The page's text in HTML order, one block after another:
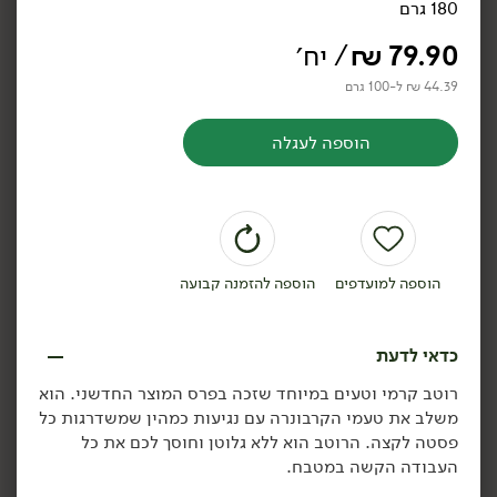
שפורפרת רכז עגבניות ובצל
280 גרם
הוספה לסל
יח׳ יח׳
רכז עגבניות DOPPIO
בשפופרת - 'MUTTI'
185 גרם
6.43 ₪ ל-100 גרם
רוטב עגבניות לפסטה
מעגבניות פיצוטלו -
'MUTTI'
180 גרם
79.90
₪/ יח׳
44.39 ₪ ל-100 גרם
הוספה לעגלה
הוספה למועדפים הוספה להזמנה קבועה
כדאי לדעת
רוטב קרמי וטעים במיוחד שזכה בפרס המוצר החדשני. הוא
משלב את טעמי הקרבונרה עם נגיעות כמהין שמשדרגות כל
פסטה לקצה. הרוטב הוא ללא גלוטן וחוסך לכם את כל
העבודה הקשה במטבח.